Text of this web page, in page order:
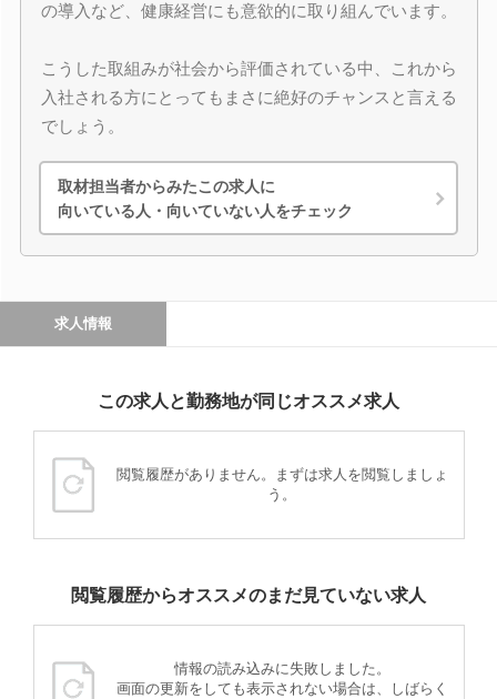
の導入など、健康経営にも意欲的に取り組んでいます。
こうした取組みが社会から評価されている中、これから
入社される方にとってもまさに絶好のチャンスと言える
でしょう。
取材担当者からみたこの求人に
向いている人・向いていない人をチェック
求人情報
この求人と勤務地が同じオススメ求人
閲覧履歴がありません。まずは求人を閲覧しましょ
う。
閲覧履歴からオススメのまだ見ていない求人
情報の読み込みに失敗しました。
画面の更新をしても表示されない場合は、しばらく